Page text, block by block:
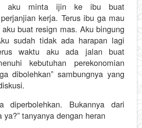
aku minta ijin ke ibu buat
kerja. Terus ibu ga mau
buat resign mas. Aku bingung
sudah tidak ada harapan lagi
waktu aku ada jalan buat
kebutuhan perekonomian
dibolehkan” sambungnya yang
diperbolehkan. Bukannya dari
tanyanya dengan heran